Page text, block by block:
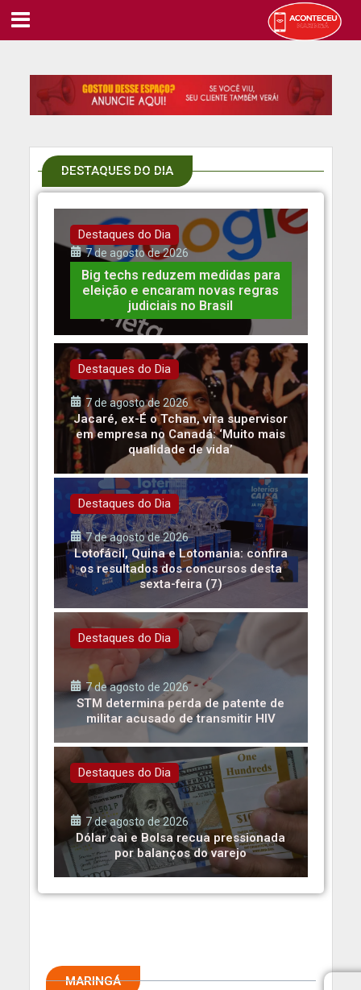
DESTAQUES DO DIA
Destaques do Dia
7 de agosto de 2026
Big techs reduzem medidas para
eleição e encaram novas regras
judiciais no Brasil
Destaques do Dia
7 de agosto de 2026
Jacaré, ex-É o Tchan, vira supervisor
em empresa no Canadá: ‘Muito mais
qualidade de vida’
Destaques do Dia
7 de agosto de 2026
Lotofácil, Quina e Lotomania: confira
os resultados dos concursos desta
sexta-feira (7)
Destaques do Dia
7 de agosto de 2026
STM determina perda de patente de
militar acusado de transmitir HIV
Destaques do Dia
7 de agosto de 2026
Dólar cai e Bolsa recua pressionada
por balanços do varejo
MARINGÁ